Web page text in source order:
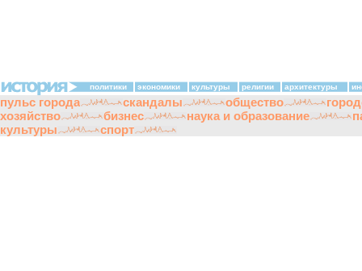
политики экономики культуры религии архитектуры
пульс города скандалы общество
хозяйство
бизнес наука и образование
культуры
спорт